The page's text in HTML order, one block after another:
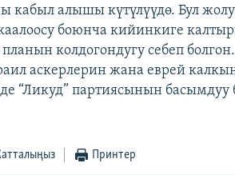
кабыл алышы күтүлүүдө. Бул
боюнча кийинкиге
колдогондугу себеп
аскерлерин жана еврей
“Ликуд” партиясынын басымдуу
Принтер